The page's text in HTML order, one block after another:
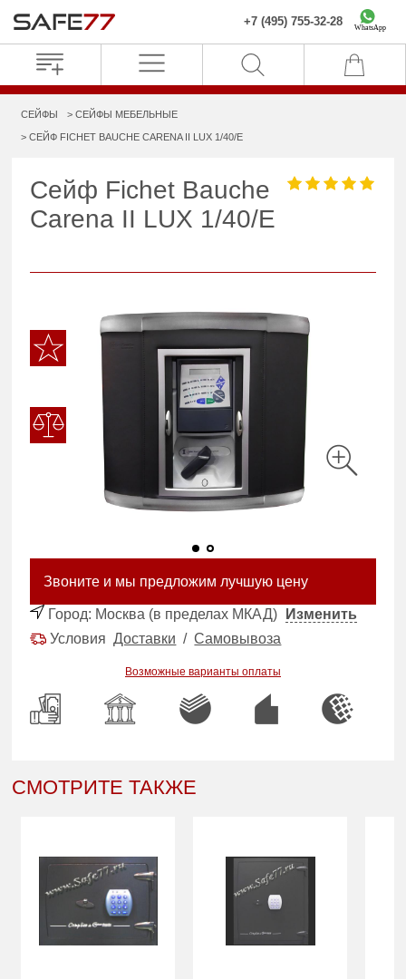
+7 (495) 755-32-28 WhatsApp
СЕЙФЫ СЕЙФЫ МЕБЕЛЬНЫЕ
СЕЙФ FICHET BAUCHE CARENA II LUX 1/40/E
Сейф Fichet Bauche
Carena II LUX 1/40/E
Звоните и мы предложим лучшую цену
Город: Москва (в пределах МКАД)
Изменить
УсловияДоставки /Самовывоза
Возможные варианты оплаты
СМОТРИТЕ ТАКЖЕ